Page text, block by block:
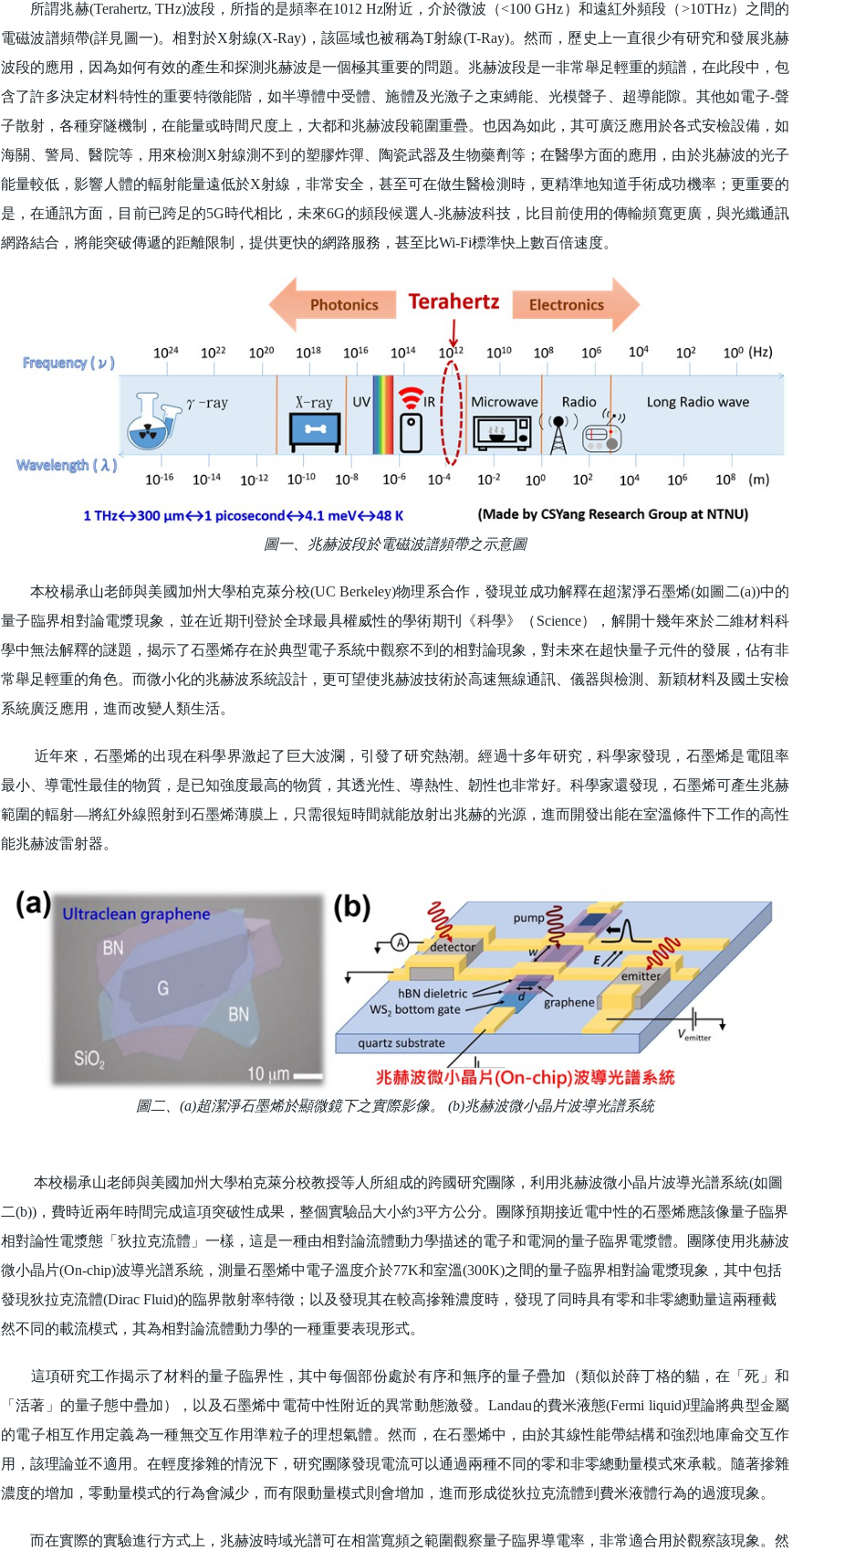
所謂兆赫(Terahertz, THz)波段，所指的是頻率在1012 Hz附近，介於微波（<100 GHz）和遠紅外頻段（>10THz）之間的
電磁波譜頻帶(詳見圖一)。相對於X射線(X-Ray)，該區域也被稱為T射線(T-Ray)。然而，歷史上一直很少有研究和發展兆赫
波段的應用，因為如何有效的產生和探測兆赫波是一個極其重要的問題。兆赫波段是一非常舉足輕重的頻譜，在此段中，包
含了許多決定材料特性的重要特徵能階，如半導體中受體、施體及光激子之束縛能、光模聲子、超導能隙。其他如電子-聲
子散射，各種穿隧機制，在能量或時間尺度上，大都和兆赫波段範圍重疊。也因為如此，其可廣泛應用於各式安檢設備，如
海關、警局、醫院等，用來檢測X射線測不到的塑膠炸彈、陶瓷武器及生物藥劑等；在醫學方面的應用，由於兆赫波的光子
能量較低，影響人體的輻射能量遠低於X射線，非常安全，甚至可在做生醫檢測時，更精準地知道手術成功機率；更重要的
是，在通訊方面，目前已跨足的5G時代相比，未來6G的頻段候選人-兆赫波科技，比目前使用的傳輸頻寬更廣，與光纖通訊
網路結合，將能突破傳遞的距離限制，提供更快的網路服務，甚至比Wi-Fi標準快上數百倍速度。
圖一、兆赫波段於電磁波譜頻帶之示意圖
本校楊承山老師與美國加州大學柏克萊分校(UC Berkeley)物理系合作，發現並成功解釋在超潔淨石墨烯(如圖二(a))中的
量子臨界相對論電漿現象，並在近期刊登於全球最具權威性的學術期刊《科學》（Science），解開十幾年來於二維材料科
學中無法解釋的謎題，揭示了石墨烯存在於典型電子系統中觀察不到的相對論現象，對未來在超快量子元件的發展，佔有非
常舉足輕重的角色。而微小化的兆赫波系統設計，更可望使兆赫波技術於高速無線通訊、儀器與檢測、新穎材料及國土安檢
系統廣泛應用，進而改變人類生活。
近年來，石墨烯的出現在科學界激起了巨大波瀾，引發了研究熱潮。經過十多年研究，科學家發現，石墨烯是電阻率
最小、導電性最佳的物質，是已知強度最高的物質，其透光性、導熱性、韌性也非常好。科學家還發現，石墨烯可產生兆赫
範圍的輻射—將紅外線照射到石墨烯薄膜上，只需很短時間就能放射出兆赫的光源，進而開發出能在室溫條件下工作的高性
能兆赫波雷射器。
圖二、(a)超潔淨石墨烯於顯微鏡下之實際影像。 (b)兆赫波微小晶片波導光譜系統
本校楊承山老師與美國加州大學柏克萊分校教授等人所組成的跨國研究團隊，利用兆赫波微小晶片波導光譜系統(如圖
二(b))，費時近兩年時間完成這項突破性成果，整個實驗品大小約3平方公分。團隊預期接近電中性的石墨烯應該像量子臨界
相對論性電漿態「狄拉克流體」一樣，這是一種由相對論流體動力學描述的電子和電洞的量子臨界電漿體。團隊使用兆赫波
微小晶片(On-chip)波導光譜系統，測量石墨烯中電子溫度介於77K和室溫(300K)之間的量子臨界相對論電漿現象，其中包括
發現狄拉克流體(Dirac Fluid)的臨界散射率特徵；以及發現其在較高摻雜濃度時，發現了同時具有零和非零總動量這兩種截
然不同的載流模式，其為相對論流體動力學的一種重要表現形式。
這項研究工作揭示了材料的量子臨界性，其中每個部份處於有序和無序的量子疊加（類似於薛丁格的貓，在「死」和
「活著」的量子態中疊加），以及石墨烯中電荷中性附近的異常動態激發。Landau的費米液態(Fermi liquid)理論將典型金屬
的電子相互作用定義為一種無交互作用準粒子的理想氣體。然而，在石墨烯中，由於其線性能帶結構和強烈地庫侖交互作
用，該理論並不適用。在輕度摻雜的情況下，研究團隊發現電流可以通過兩種不同的零和非零總動量模式來承載。隨著摻雜
濃度的增加，零動量模式的行為會減少，而有限動量模式則會增加，進而形成從狄拉克流體到費米液體行為的過渡現象。
而在實際的實驗進行方式上，兆赫波時域光譜可在相當寬頻之範圍觀察量子臨界導電率，非常適合用於觀察該現象。然